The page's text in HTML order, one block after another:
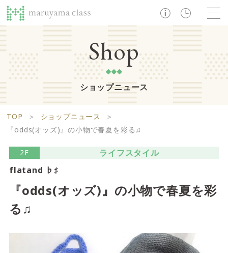
TOP
ショップ レストラン・カフェ ショップニュース
イベント・お知らせ 施設案内
マルヤマ クラスとは
サイトご利用にあたって
サイトマップ
Life support floor
ライフサポートフロア
営業時間 10:00 ~ 20:00
1F Food boutique floor
フードブティックフロア
※一部店舗は営業時間が異なります。
Shop
ショップニュース
TOP ＞ ショップニュース
＞
『odds(オッズ)』の小物で春夏を彩る♫
2F
ライフスタイル
flatand ♭♯
『odds(オッズ)』の小物で春夏を彩
る♫